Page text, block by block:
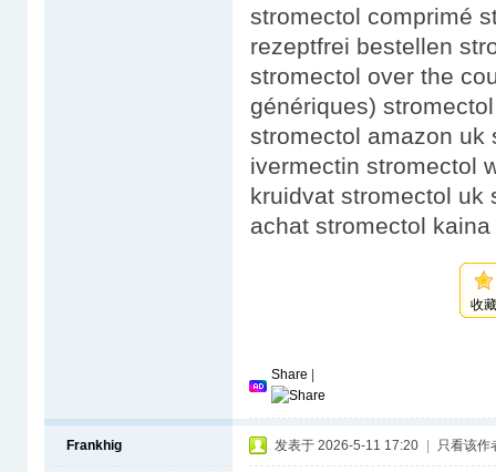
stromectol comprimé
rezeptfrei bestellen
stromectol over the
génériques)
stromectol amazon uk
ivermectin stromectol
kruidvat stromectol uk
achat stromectol kaina
收
Share
Frankhig 发表于 2026-5-11 17:20 只看该作